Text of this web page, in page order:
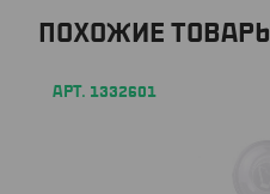
ПОХОЖИЕ ТОВАРЫ
АРТ. 1332601